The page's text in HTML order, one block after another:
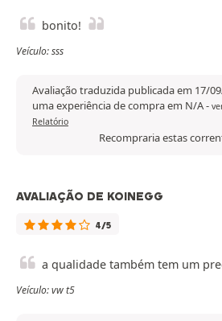
bonito!
Veículo: sss
Avaliação traduzida publicada em 17/
uma experiência de compra em N/A-
Relatório
Recompraria estas
AVALIAÇÃO DE KOINEGG
4/5
a qualidade também tem um
Veículo: vw t5